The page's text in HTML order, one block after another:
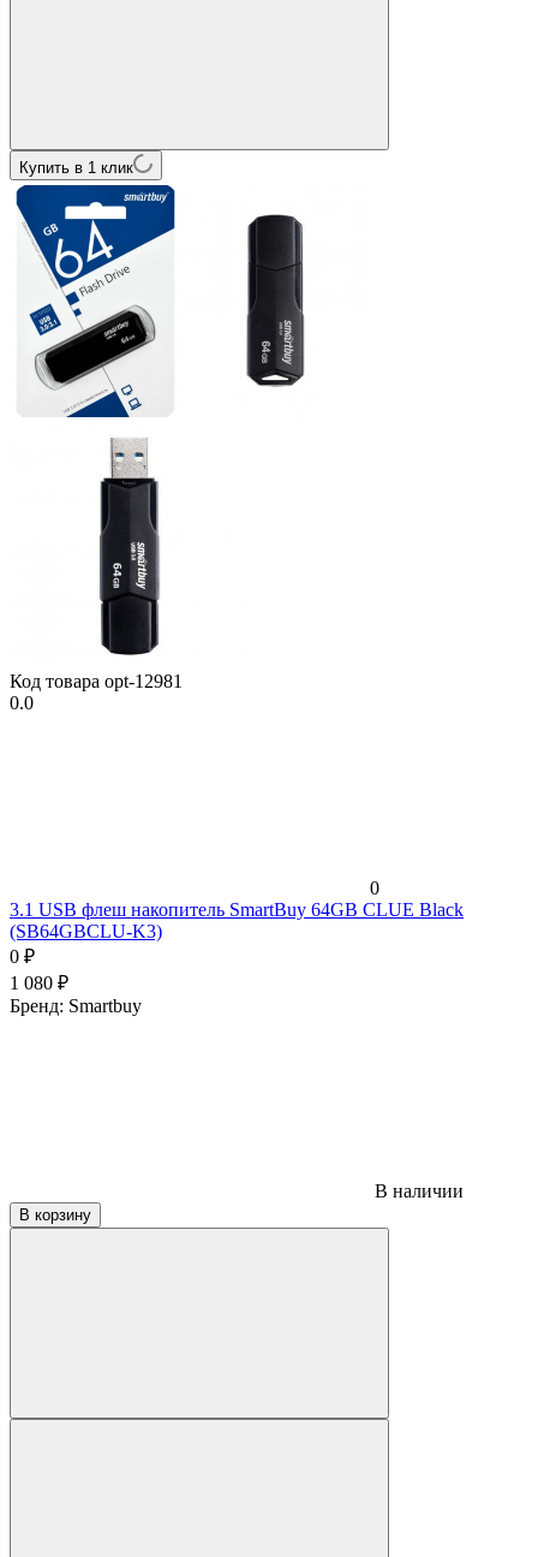
Купить в 1 клик
Код товара opt-12981
0.0
0
3.1 USB флеш накопитель SmartBuy 64GB CLUE Black
(SB64GBCLU-K3)
0 ₽
1 080 ₽
Бренд: Smartbuy
В наличии
В корзину